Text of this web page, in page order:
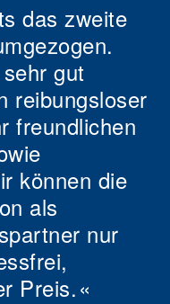
das zweite
gut
reibungsloser
freundlichen
können die
als
nur
Preis.